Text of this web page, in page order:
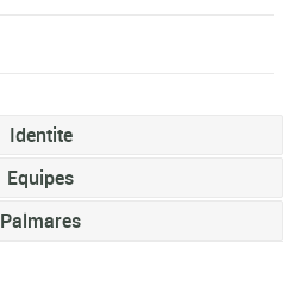
Identite
Equipes
Palmares